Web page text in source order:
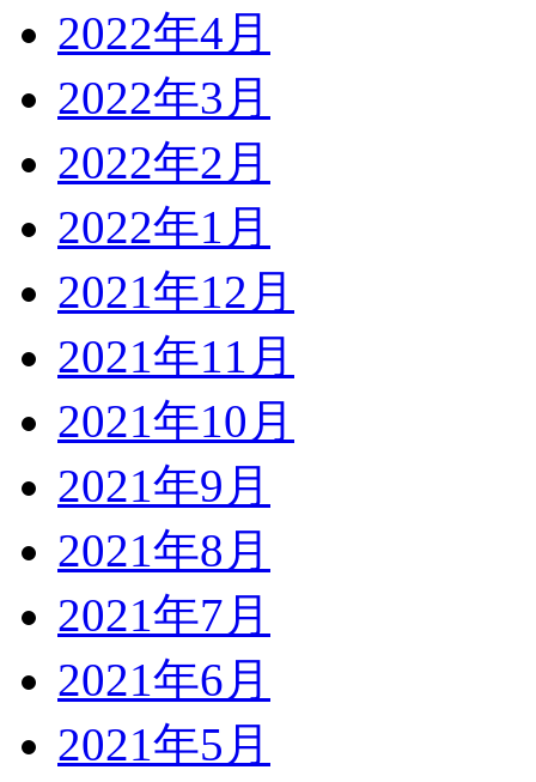
2022年4月
2022年3月
2022年2月
2022年1月
2021年12月
2021年11月
2021年10月
2021年9月
2021年8月
2021年7月
2021年6月
2021年5月